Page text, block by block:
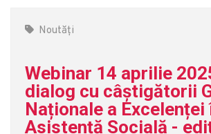
Noutăți
Webinar 14 aprilie
dialog cu câștigătorii
Naționale a Excelenței
Asistență Socială -